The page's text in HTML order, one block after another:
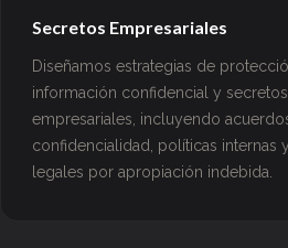
Secretos Empresariales
Diseñamos estrategias de
información confidencial y secretos
empresariales, incluyendo
confidencialidad, políticas internas
legales por apropiación indebida.